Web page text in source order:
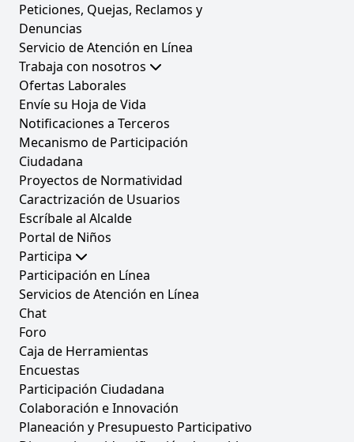
Peticiones, Quejas, Reclamos y
Denuncias
Servicio de Atención en Línea
Trabaja con nosotros
Ofertas Laborales
Envíe su Hoja de Vida
Notificaciones a Terceros
Mecanismo de Participación
Ciudadana
Proyectos de Normatividad
Caractrización de Usuarios
Escríbale al Alcalde
Portal de Niños
Participa
Participación en Línea
Servicios de Atención en Línea
Chat
Foro
Caja de Herramientas
Encuestas
Participación Ciudadana
Colaboración e Innovación
Planeación y Presupuesto Participativo